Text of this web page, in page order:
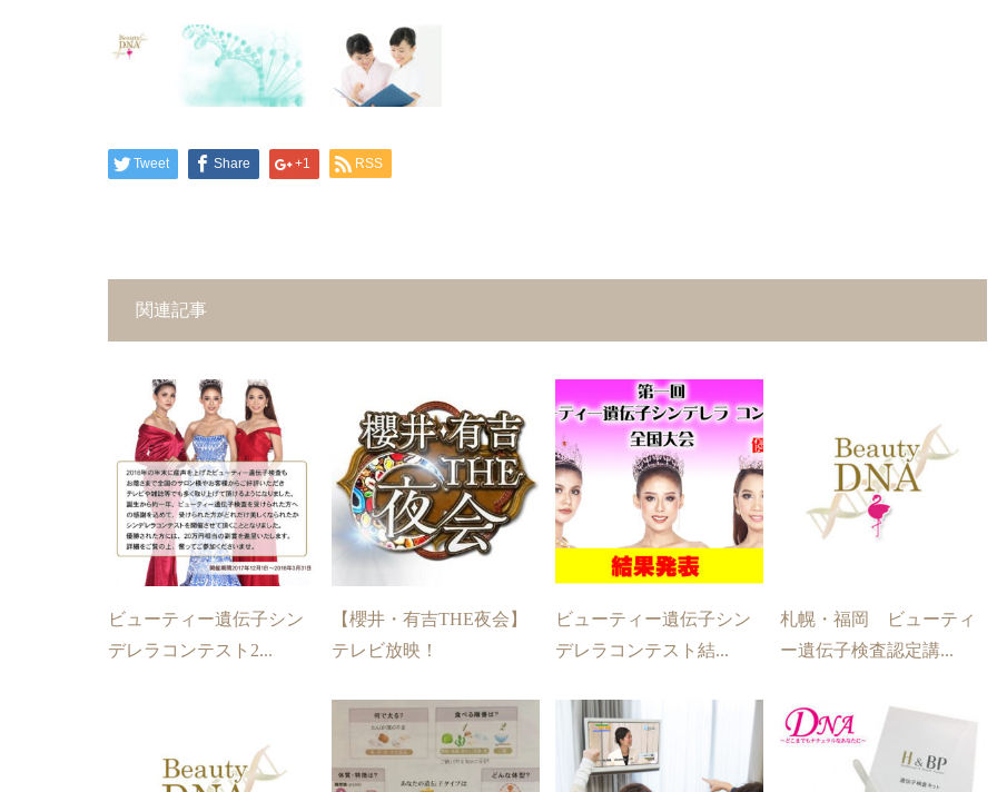
Tweet Share +1 RSS
関連記事
ビューティー遺伝子シン
デレラコンテスト2...
【櫻井・有吉THE夜会】
テレビ放映！
ビューティー遺伝子シン
デレラコンテスト結...
札幌・福岡 ビューティ
ー遺伝子検査認定講...